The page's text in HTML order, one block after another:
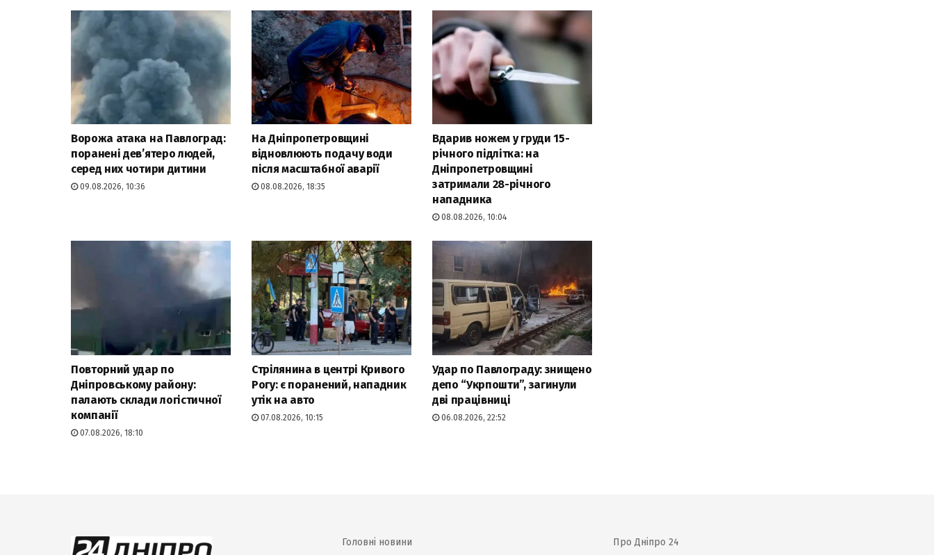
Ворожа атака на Павлоград:
поранені дев’ятеро людей,
серед них чотири дитини
09.08.2026, 10:36
На Дніпропетровщині
відновлюють подачу води
після масштабної аварії
08.08.2026, 18:35
Вдарив ножем у груди 15-
річного підлітка: на
Дніпропетровщині
затримали 28-річного
нападника
08.08.2026, 10:04
Повторний удар по
Дніпровському району:
палають склади логістичної
компанії
07.08.2026, 18:10
Стрілянина в центрі Кривого
Рогу: є поранений, нападник
утік на авто
07.08.2026, 10:15
Удар по Павлограду: знищено
депо “Укрпошти”, загинули
дві працівниці
06.08.2026, 22:52
Головні новини
Про Дніпро 24